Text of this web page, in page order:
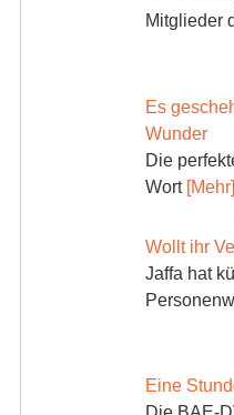
Mitglieder
Es
Wunder
Die
Wort [Mehr]
Wollt ihr
Jaffa hat
Eine